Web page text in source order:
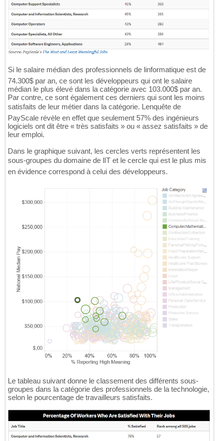
Si le salaire médian des professionnels de linformatique est de
74.300$ par an, ce sont les développeurs qui ont le salaire
médian le plus élevé dans la catégorie avec 103.000$ par an.
Par contre, ce sont également ces derniers qui sont les moins
satisfaits de leur métier dans la catégorie. Lenquête de
PayScale révèle en effet que seulement 57% des ingénieurs
logiciels ont dit être « très satisfaits » ou « assez satisfaits » de
leur emploi.
Dans le graphique suivant, les cercles verts représentent les
sous-groupes du domaine de lIT et le cercle qui est le plus mis
en évidence correspond à celui des développeurs.
Le tableau suivant donne le classement des différents sous-
groupes dans la catégorie des professionnels de la technologie,
selon le pourcentage de travailleurs satisfaits.